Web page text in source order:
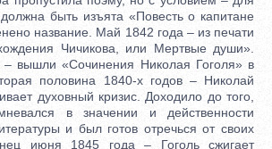
быть изъята «Повесть о капитане
название. Май 1842 года – из печати
Чичикова, или Мертвые души».
– вышли «Сочинения Николая Гоголя» в
половина 1840-х годов – Николай
духовный кризис. Доходило до того,
в значении и действенности
и был готов отречься от своих
июня 1845 года – Гоголь сжигает